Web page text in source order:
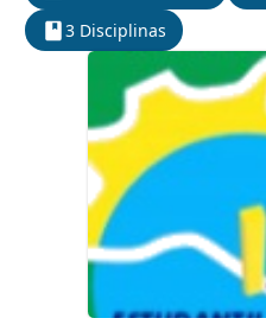
3 Disciplinas